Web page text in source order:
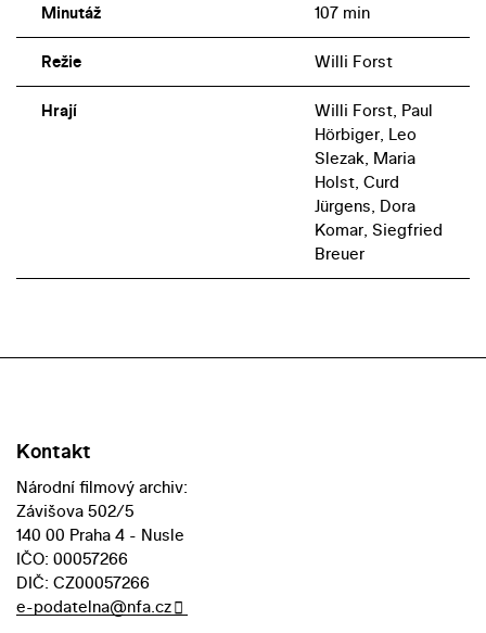
Minutáž 107 min
Režie Willi Forst
Hrají
Willi Forst, Paul
Hörbiger, Leo
Slezak, Maria
Holst, Curd
Jürgens, Dora
Komar, Siegfried
Breuer
Kontakt
Národní filmový archiv:
Závišova 502/5
140 00 Praha 4 - Nusle
IČO: 00057266
DIČ: CZ00057266
e-podatelna@nfa.cz